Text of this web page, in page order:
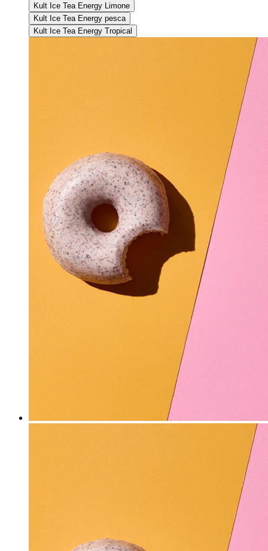
Kult Ice Tea Energy Limone
Kult Ice Tea Energy pesca
Kult Ice Tea Energy Tropical